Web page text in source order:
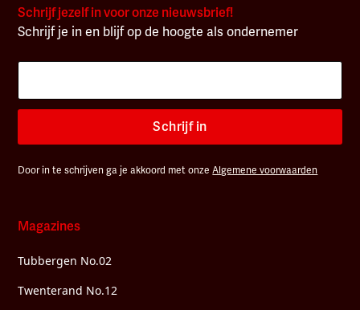
Schrijf jezelf in voor onze nieuwsbrief!
Schrijf je in en blijf op de hoogte als ondernemer
Schrijf in
Door in te schrijven ga je akkoord met onzeAlgemene voorwaarden
Magazines
Tubbergen No.02
Twenterand No.12